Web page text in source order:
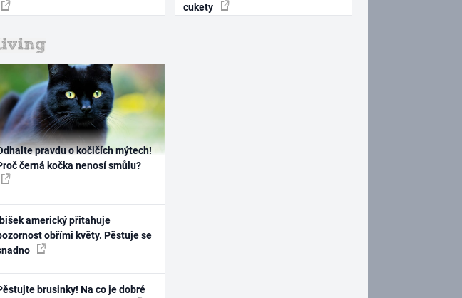
cukety
pravdu o kočičích mýtech!
černá kočka nenosí smůlu?
americký přitahuje
obřími květy. Pěstuje se
brusinky! Na co je dobré